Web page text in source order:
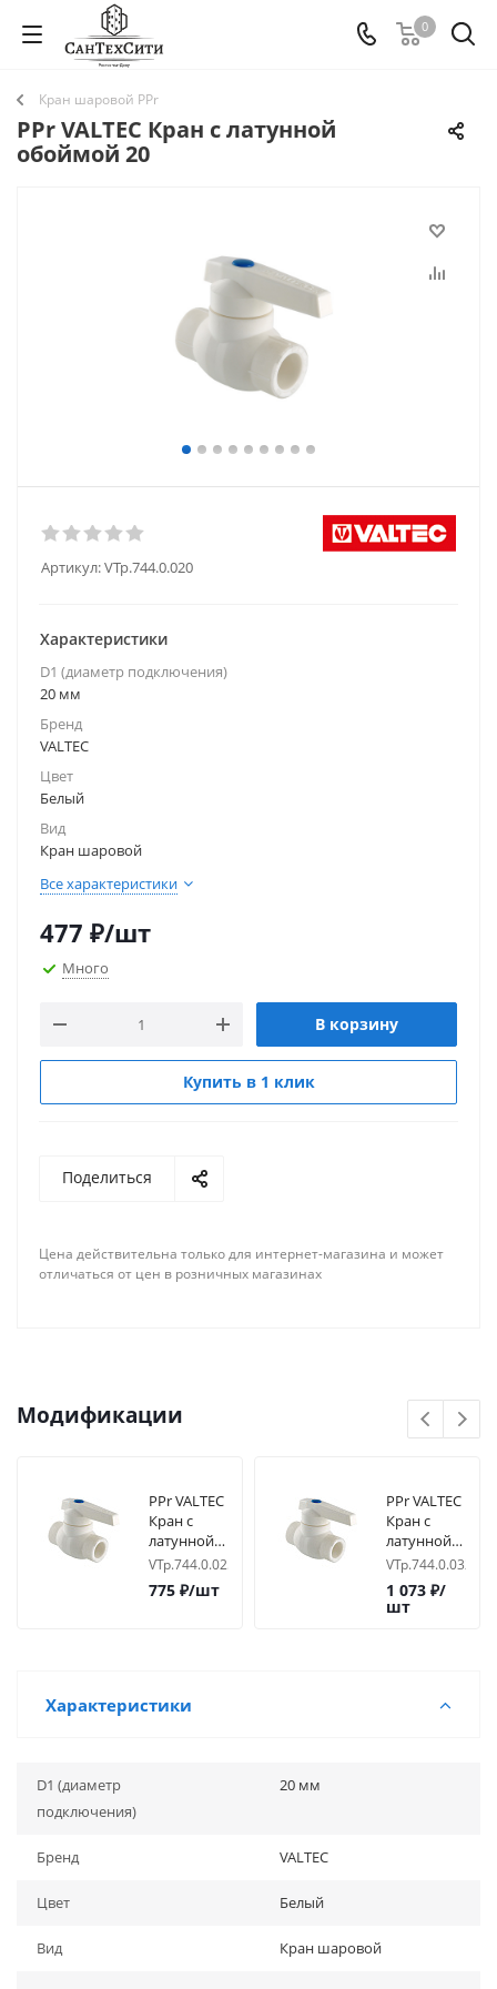
0
Кран шаровой PPr
PPr VALTEC Кран с латунной
обоймой 20
Артикул:VTp.744.0.020
Характеристики
D1 (диаметр подключения)
20 мм
Бренд
VALTEC
Цвет
Белый
Вид
Кран шаровой
Все характеристики
477 ₽/шт
Много
В корзину
Купить в 1 клик
Поделиться
Цена действительна только для интернет-магазина и может
отличаться от цен в розничных магазинах
Модификации
PPr VALTEC
Кран с
латунной
обоймой
25
VTp.744.0.025
775 ₽/шт
PPr VALTEC
Кран с
латунной
обоймой
32
VTp.744.0.032
1 073 ₽/
шт
Характеристики
D1 (диаметр
подключения)
20 мм
Бренд VALTEC
Цвет Белый
Вид Кран шаровой